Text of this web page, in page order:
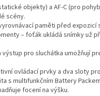
objekty) a AF-C (pro
scény.
paměti před expozicí
– foťák ukládá snímky už
pro sluchátka umožňují
ovládací prvky a dva sloty pro
s multifunkčním Battery
focení na výšku.